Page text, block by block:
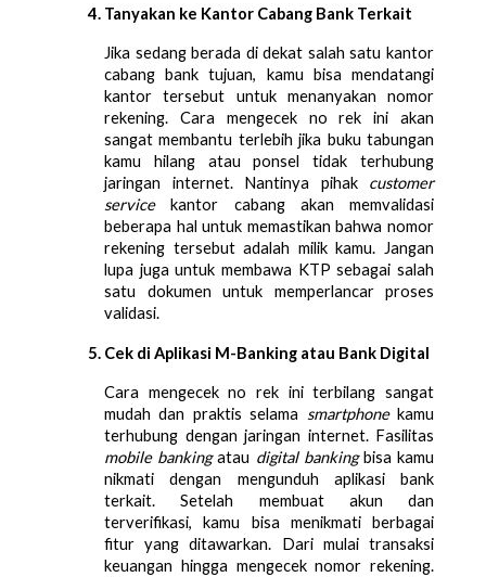
Tanyakan ke Kantor Cabang Bank Terkait
Jika sedang berada di dekat salah satu kantor
cabang bank tujuan, kamu bisa mendatangi
kantor tersebut untuk menanyakan nomor
rekening. Cara mengecek no rek ini akan
sangat membantu terlebih jika buku tabungan
kamu hilang atau ponsel tidak terhubung
jaringan internet. Nantinya pihak customer
service kantor cabang akan memvalidasi
beberapa hal untuk memastikan bahwa nomor
rekening tersebut adalah milik kamu. Jangan
lupa juga untuk membawa KTP sebagai salah
satu dokumen untuk memperlancar proses
validasi.
Cek di Aplikasi M-Banking atau Bank Digital
Cara mengecek no rek ini terbilang sangat
mudah dan praktis selama smartphone kamu
mobile banking atau digital banking bisa kamu
nikmati dengan mengunduh aplikasi bank
terkait. Setelah membuat akun dan
terverifikasi, kamu bisa menikmati berbagai
fitur yang ditawarkan. Dari mulai transaksi
keuangan hingga mengecek nomor rekening.